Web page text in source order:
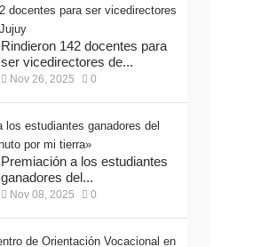
Rindieron 142 docentes para
ser vicedirectores de...
Nov 26, 2025 0
Premiación a los estudiantes
ganadores del...
Nov 08, 2025 0